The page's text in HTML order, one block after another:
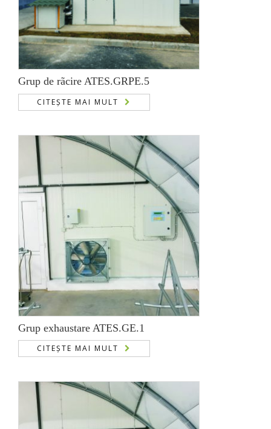
Grup de rãcire ATES.GRPE.5
CITEȘTE MAI MULT
Grup exhaustare ATES.GE.1
CITEȘTE MAI MULT